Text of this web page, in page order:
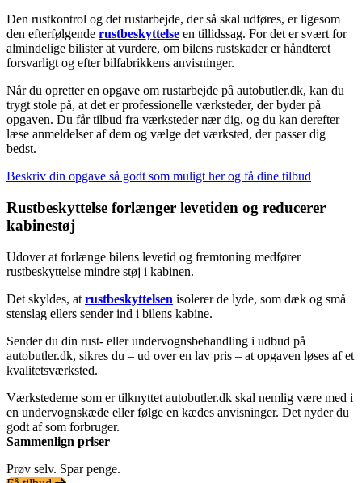
Den rustkontrol og det rustarbejde, der så skal udføres, er ligesom
den efterfølgende rustbeskyttelse en tillidssag. For det er svært for
almindelige bilister at vurdere, om bilens rustskader er håndteret
forsvarligt og efter bilfabrikkens anvisninger.
Når du opretter en opgave om rustarbejde på autobutler.dk, kan du
trygt stole på, at det er professionelle værksteder, der byder på
opgaven. Du får tilbud fra værksteder nær dig, og du kan derefter
læse anmeldelser af dem og vælge det værksted, der passer dig
bedst.
Beskriv din opgave så godt som muligt her og få dine tilbud
Rustbeskyttelse forlænger levetiden og reducerer
kabinestøj
Udover at forlænge bilens levetid og fremtoning medfører
rustbeskyttelse mindre støj i kabinen.
Det skyldes, at rustbeskyttelsen isolerer de lyde, som dæk og små
stenslag ellers sender ind i bilens kabine.
Sender du din rust- eller undervognsbehandling i udbud på
autobutler.dk, sikres du – ud over en lav pris – at opgaven løses af et
kvalitetsværksted.
Værkstederne som er tilknyttet autobutler.dk skal nemlig være med i
en undervognskæde eller følge en kædes anvisninger. Det nyder du
godt af som forbruger.
Sammenlign priser
Prøv selv. Spar penge.